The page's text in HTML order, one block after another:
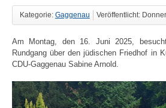
Kategorie: Gaggenau Veröffentlicht:
Am Montag, den 16. Juni 2025,
Rundgang über den jüdischen Friedhof in
CDU-Gaggenau Sabine Arnold.